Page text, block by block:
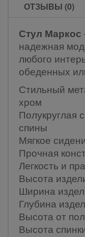
ОТЗЫВЫ (0)
Стул Маркос
надежная
любого
обеденных
Стильный
хром
Полукруглая
спины
Мягкое
Прочная
Легкость и
Высота
Ширина
Глубина
Высота от
Высота